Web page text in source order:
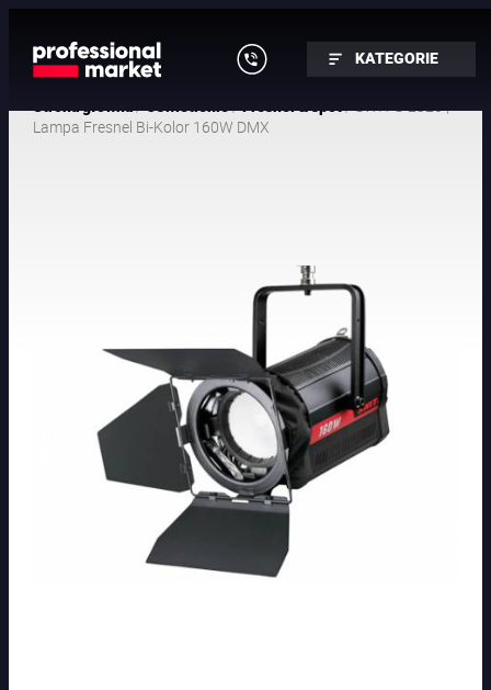
KATEGORIE
/ /
/ SWIT S-2320 |
Lampa Fresnel Bi-Kolor 160W DMX